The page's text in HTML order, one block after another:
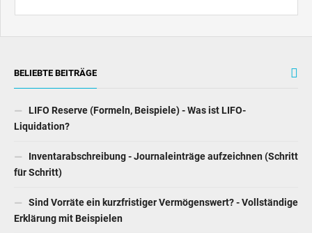
BELIEBTE BEITRÄGE
LIFO Reserve (Formeln, Beispiele) - Was ist LIFO-
Liquidation?
Inventarabschreibung - Journaleinträge aufzeichnen (Schritt
für Schritt)
Sind Vorräte ein kurzfristiger Vermögenswert? - Vollständige
Erklärung mit Beispielen